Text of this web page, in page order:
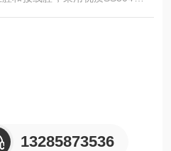
观、耐腐蚀，抗静电耐冲击等优
封闭操作。产品在恶劣环境下也
形尺寸、安装方式、控制功能等
13285873536